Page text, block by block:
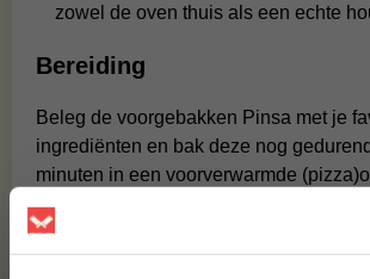
zowel de oven thuis als een echte
Bereiding
Beleg de voorgebakken Pinsa met je
ingrediënten en bak deze nog
minuten in een voorverwarmde
graden Celsius.
BBQuality